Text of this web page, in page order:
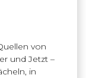
von
und Jetzt –
in